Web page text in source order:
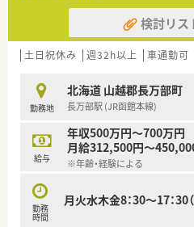
検討リス
土日祝休み 週32h以上 車通勤可
勤務地
北海道 山越郡長万部町
長万部駅 (JR函館本線)
給与
年収500万円～700万円
月給312,500円～
※年齢・経験による
勤務
時間
月火水木金8：30～17：30